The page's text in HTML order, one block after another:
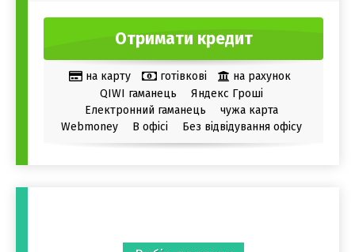
Отримати кредит
на карту готівкові
на рахунок
QIWI гаманець
Яндекс Гроші
Електронний гаманець
чужа карта
Webmoney
В офісі Без відвідування офісу